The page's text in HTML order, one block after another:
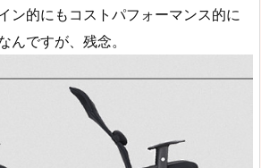
ン的にもコストパフォーマンス的に
んですが、残念。